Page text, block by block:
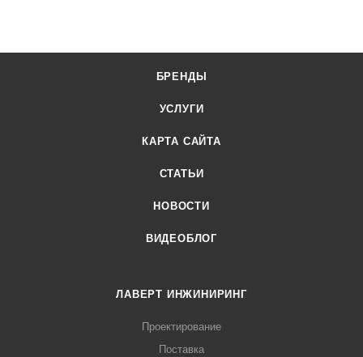
БРЕНДЫ
УСЛУГИ
КАРТА САЙТА
СТАТЬИ
НОВОСТИ
ВИДЕОБЛОГ
ЛАВЕРТ ИНЖИНИРИНГ
Проектирование
Поставка